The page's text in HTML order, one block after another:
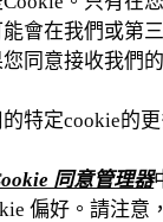
會在我們或第
同意接收我們
特定cookie的
同意管理器
偏好。請注